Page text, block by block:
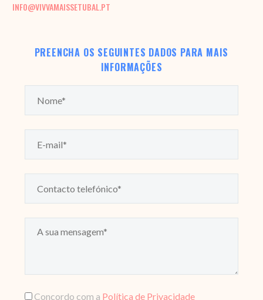
INFO@VIVVAMAISSETUBAL.PT
PREENCHA OS SEGUINTES DADOS PARA MAIS
INFORMAÇÕES
Concordo com a Política de Privacidade